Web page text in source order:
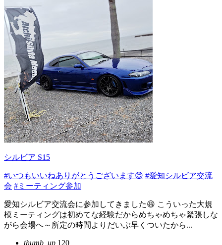
シルビア S15
#いつもいいねありがとうございます😊 #愛知シルビア交流
会 #ミーティング参加
愛知シルビア交流会に参加してきました😆 こういった大規
模ミーティングは初めてな経験だからめちゃめちゃ緊張しな
がら会場へ～所定の時間よりだいぶ早くついたから...
thumb_up 120